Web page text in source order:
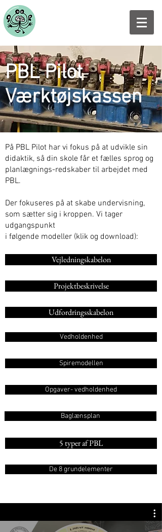
PBL Pilot
Værktøjskassen
På PBL Pilot har vi fokus på at udvikle sin
didaktik, så din skole får et fælles sprog og
planlægnings-redskaber til arbejdet med
PBL.
Der fokuseres på at skabe undervisning,
som sætter sig i kroppen. Vi tager
udgangspunkt
i følgende modeller (klik og download):
Vejledningskabelon
Projektbeskrivelse
Udfordringsskabelon
Vedholdenhed
Spiremodellen
Opgaver- vedholdenhed
Baglænsplan
5 typer af PBL
De 8 grundelementer